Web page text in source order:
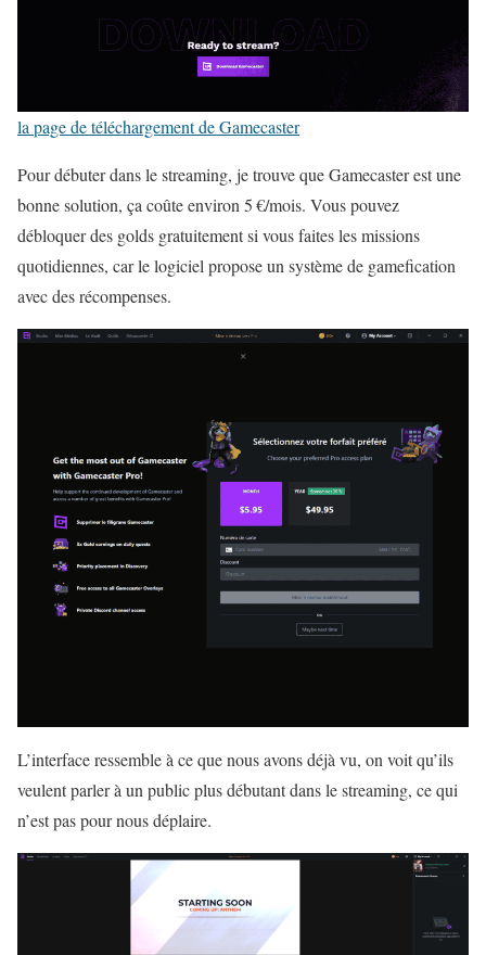
la page de téléchargement de Gamecaster
Pour débuter dans le streaming, je trouve que Gamecaster est une
bonne solution, ça coûte environ 5 €/mois. Vous pouvez
débloquer des golds gratuitement si vous faites les missions
quotidiennes, car le logiciel propose un système de gamefication
avec des récompenses.
L’interface ressemble à ce que nous avons déjà vu, on voit qu’ils
veulent parler à un public plus débutant dans le streaming, ce qui
n’est pas pour nous déplaire.